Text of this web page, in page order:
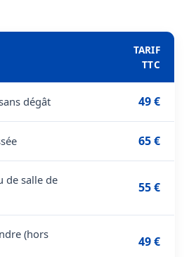
TARIF
TTC
dégât 49 €
65 €
de salle de
55 €
(hors
49 €